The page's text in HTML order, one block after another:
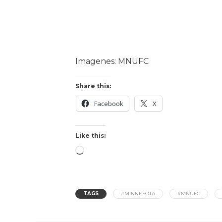
Imagenes: MNUFC
Share this:
Facebook X
Like this:
TAGS #MINNESOTA #MNUFC